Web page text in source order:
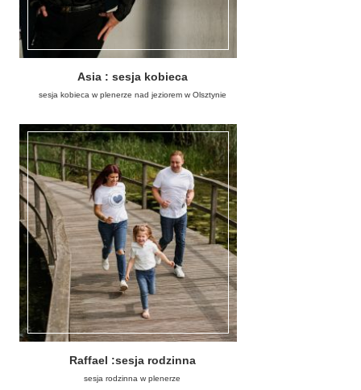
Asia : sesja kobieca
sesja kobieca w plenerze nad jeziorem w Olsztynie
Raffael :sesja rodzinna
sesja rodzinna w plenerze